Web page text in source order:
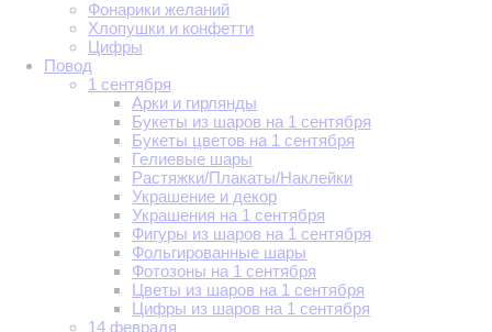
Фонарики желаний
Хлопушки и конфетти
Цифры
Повод
1 сентября
Арки и гирлянды
Букеты из шаров на 1 сентября
Букеты цветов на 1 сентября
Гелиевые шары
Растяжки/Плакаты/Наклейки
Украшение и декор
Украшения на 1 сентября
Фигуры из шаров на 1 сентября
Фольгированные шары
Фотозоны на 1 сентября
Цветы из шаров на 1 сентября
Цифры из шаров на 1 сентября
14 февраля